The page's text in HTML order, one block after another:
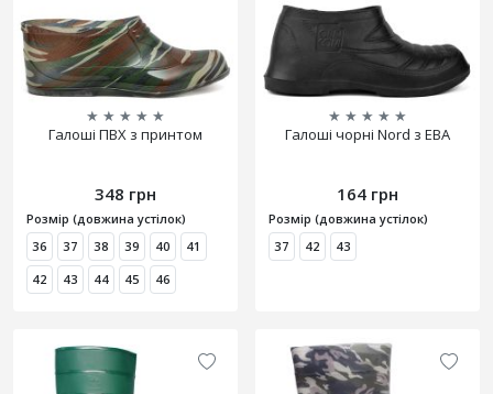
★ ★ ★ ★ ★
Галоші ПВХ з принтом
348 грн
Розмір (довжина устілок)
36
37 38 39 40
41
42
43 44 45 46
★ ★ ★ ★ ★
Галоші чорні Nord з ЕВА
164 грн
Розмір (довжина устілок)
37
42 43